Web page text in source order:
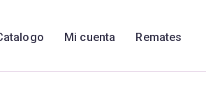
Mi cuenta Remates